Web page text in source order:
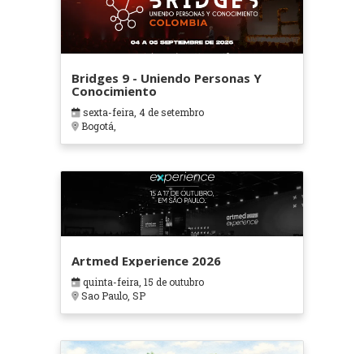
Bridges 9 - Uniendo Personas Y
Conocimiento
sexta-feira, 4 de setembro
Bogotá,
Artmed Experience 2026
quinta-feira, 15 de outubro
Sao Paulo, SP